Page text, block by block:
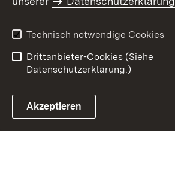
Technisch notwendige Cookies
Drittanbieter-Cookies (Siehe
Datenschutzerklärung.)
Akzeptieren